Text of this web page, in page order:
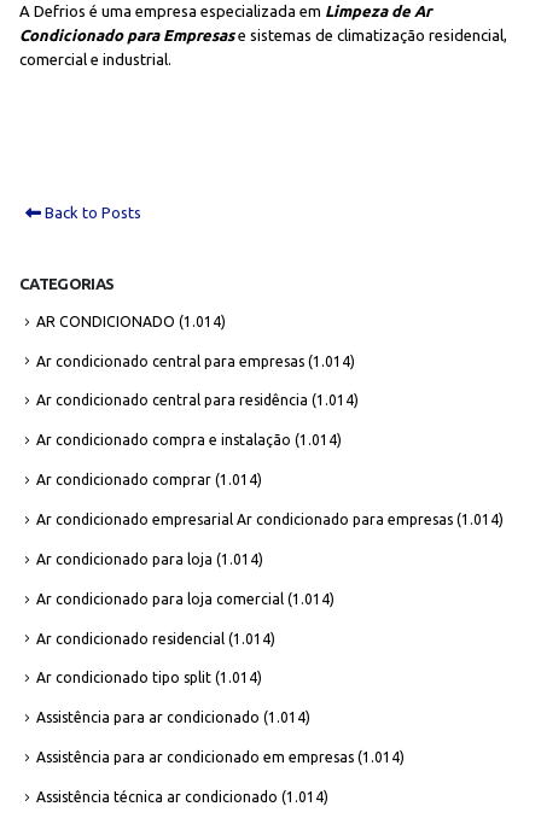
A Defrios é uma empresa especializada em Limpeza de Ar
Condicionado para Empresase sistemas de climatização residencial,
comercial e industrial.
Back to Posts
CATEGORIAS
AR CONDICIONADO (1.014)
Ar condicionado central para empresas (1.014)
Ar condicionado central para residência (1.014)
Ar condicionado compra e instalação (1.014)
Ar condicionado comprar (1.014)
Ar condicionado empresarial Ar condicionado para empresas (1.014)
Ar condicionado para loja (1.014)
Ar condicionado para loja comercial (1.014)
Ar condicionado residencial (1.014)
Ar condicionado tipo split (1.014)
Assistência para ar condicionado (1.014)
Assistência para ar condicionado em empresas (1.014)
Assistência técnica ar condicionado (1.014)